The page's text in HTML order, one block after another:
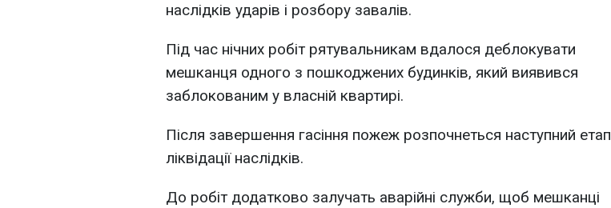
наслідків ударів і розбору завалів.
Під час нічних робіт рятувальникам вдалося деблокувати
мешканця одного з пошкоджених будинків, який виявився
заблокованим у власній квартирі.
Після завершення гасіння пожеж розпочнеться наступний етап
ліквідації наслідків.
До робіт додатково залучать аварійні служби, щоб мешканці